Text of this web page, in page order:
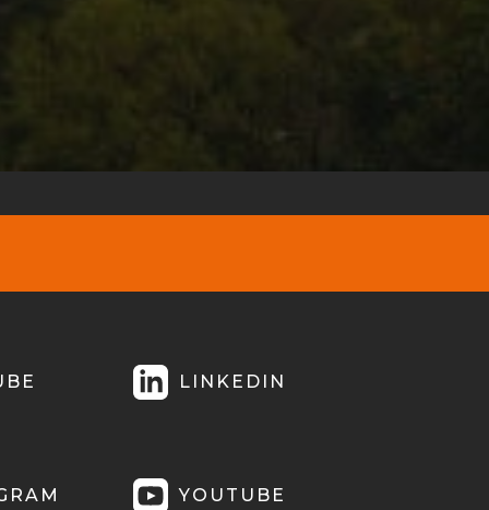
LINKEDIN
YOUTUBE